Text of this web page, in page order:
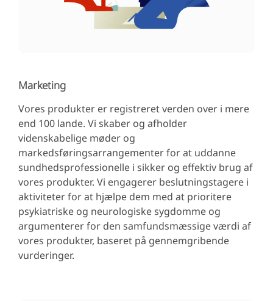
Marketing
Vores produkter er registreret verden over i mere
end 100 lande. Vi skaber og afholder
videnskabelige møder og
markedsføringsarrangementer for at uddanne
sundhedsprofessionelle i sikker og effektiv brug af
vores produkter. Vi engagerer beslutningstagere i
aktiviteter for at hjælpe dem med at prioritere
psykiatriske og neurologiske sygdomme og
argumenterer for den samfundsmæssige værdi af
vores produkter, baseret på gennemgribende
vurderinger.